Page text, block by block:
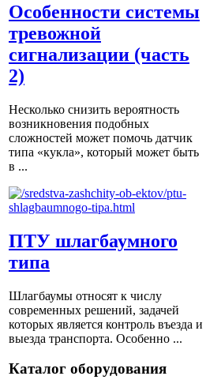
Особенности системы
тревожной
сигнализации (часть
2)
Несколько снизить вероятность
возникновения подобных
сложностей может помочь датчик
типа «кукла», который может быть
в ...
ПТУ шлагбаумного
типа
Шлагбаумы относят к числу
современных решений, задачей
которых является контроль въезда и
выезда транспорта. Особенно ...
Каталог оборудования